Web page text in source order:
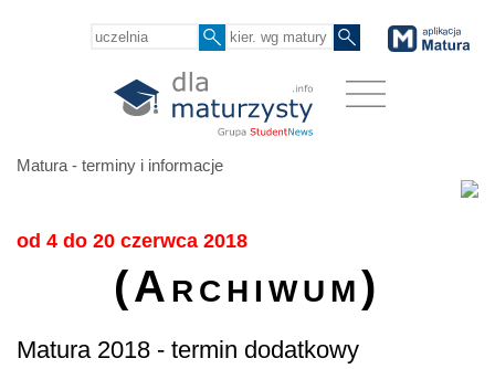
Matura - terminy i informacje
od 4 do 20 czerwca 2018
(Archiwum)
Matura 2018 - termin dodatkowy